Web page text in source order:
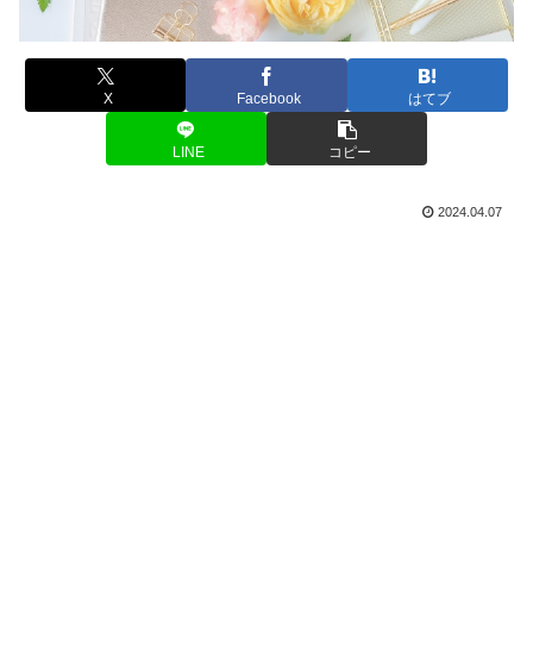
X Facebook はてブ
LINE コピー
2024.04.07